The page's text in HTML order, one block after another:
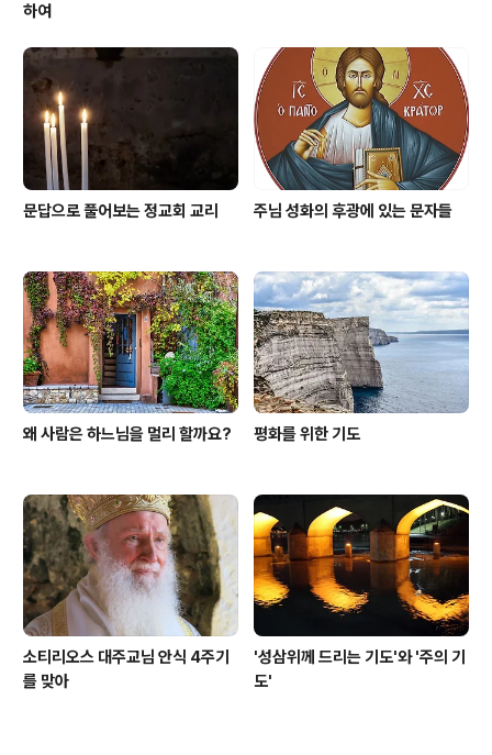
하여
문답으로 풀어보는 정교회 교리 주님 성화의 후광에 있는 문자들
왜 사람은 하느님을 멀리 할까요? 평화를 위한 기도
소티리오스 대주교님 안식 4주기
를 맞아
'성삼위께 드리는 기도'와 '주의 기
도'